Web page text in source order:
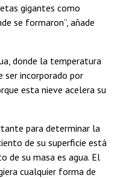
gigantes como
se formaron”, añade
donde la temperatura
ser incorporado por
esta nieve acelera su
para determinar la
de su superficie está
de su masa es agua. El
cualquier forma de